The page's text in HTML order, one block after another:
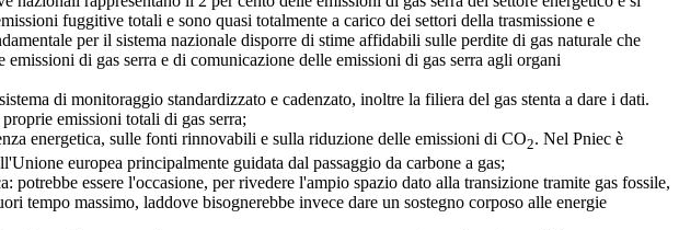
fuggitive totali e sono quasi totalmente a carico dei settori della trasmissione e
per il sistema nazionale disporre di stime affidabili sulle perdite di gas naturale che
di gas serra e di comunicazione delle emissioni di gas serra agli organi
di monitoraggio standardizzato e cadenzato, inoltre la filiera del gas stenta a dare i dati.
emissioni totali di gas serra;
energetica, sulle fonti rinnovabili e sulla riduzione delle emissioni di CO2. Nel Pniec è
europea principalmente guidata dal passaggio da carbone a gas;
essere l'occasione, per rivedere l'ampio spazio dato alla transizione tramite gas fossile,
tempo massimo, laddove bisognerebbe invece dare un sostegno corposo alle energie